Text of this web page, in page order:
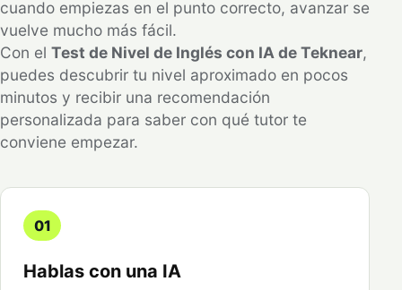
cuando empiezas en el punto correcto, avanzar se
vuelve mucho más fácil.
Con el Test de Nivel de Inglés con IA de Teknear,
puedes descubrir tu nivel aproximado en pocos
minutos y recibir una recomendación
personalizada para saber con qué tutor te
conviene empezar.
01
Hablas con una IA